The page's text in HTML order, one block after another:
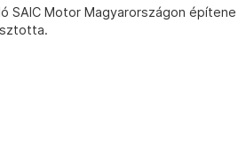
SAIC Motor Magyarországon építene